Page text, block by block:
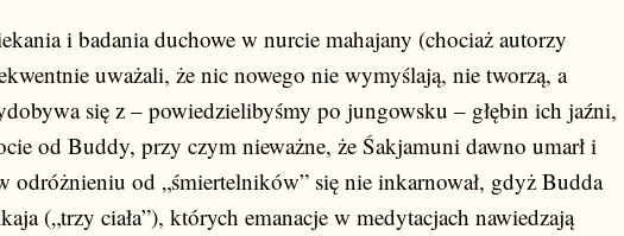
i badania duchowe w nurcie mahajany (chociaż autorzy
uważali, że nic nowego nie wymyślają, nie tworzą, a
się z – powiedzielibyśmy po jungowsku – głębin ich jaźni,
od Buddy, przy czym nieważne, że Śakjamuni dawno umarł i
odróżnieniu od „śmiertelników” się nie inkarnował, gdyż Budda
(„trzy ciała”), których emanacje w medytacjach nawiedzają